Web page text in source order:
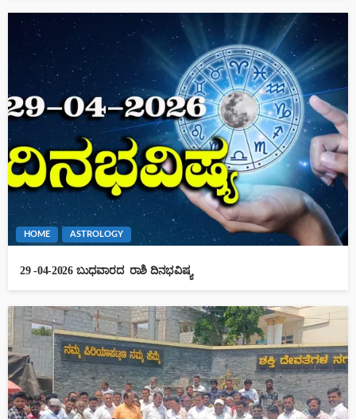
HOME ASTROLOGY
29 -04-2026 ಬುಧವಾರದ ರಾಶಿ ದಿನಭವಿಷ್ಯ